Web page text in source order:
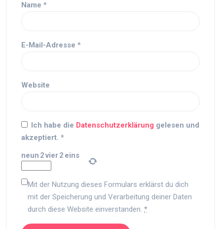
Name *
E-Mail-Adresse *
Website
Ich habe die Datenschutzerklärung gelesen und
akzeptiert. *
neun 2vier2 eins
Mit der Nutzung dieses Formulars erklärst du dich
mit der Speicherung und Verarbeitung deiner Daten
durch diese Website einverstanden. *